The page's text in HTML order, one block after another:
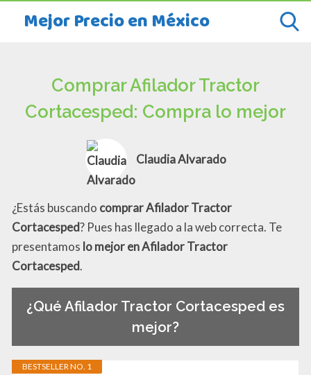
Mejor Precio en México
Comprar Afilador Tractor
Cortacesped: Compra lo mejor
Claudia Alvarado
¿Estás buscando comprar Afilador Tractor
Cortacesped? Pues has llegado a la web correcta. Te
presentamos lo mejor en Afilador Tractor
Cortacesped.
¿Qué Afilador Tractor Cortacesped es
mejor?
BESTSELLER NO. 1